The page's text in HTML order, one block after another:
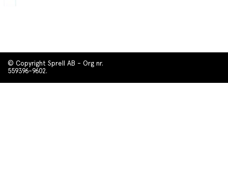
© Copyright Sprell AB - Org nr.
559396-9602.